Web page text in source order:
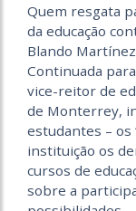
Quem resgata
da educação
Blando
Continuada
vice-reitor de
de Monterrey,
estudantes – os
instituição os
cursos de
sobre a